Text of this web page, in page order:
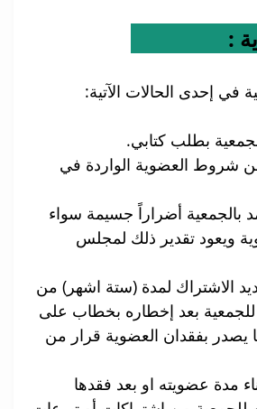
:
في إحدى الحالات الآتية:
شروط العضوية الواردة في
بالجمعية أضراراً جسيمة سواء
ويعود تقدير ذلك لمجلس
الاشتراك لمدة (ستة اشهر) من
للجمعية بعد إخطاره بخطاب على
يصدر بفقدان العضوية قرار من
مدة عضويته او بعد فقدها